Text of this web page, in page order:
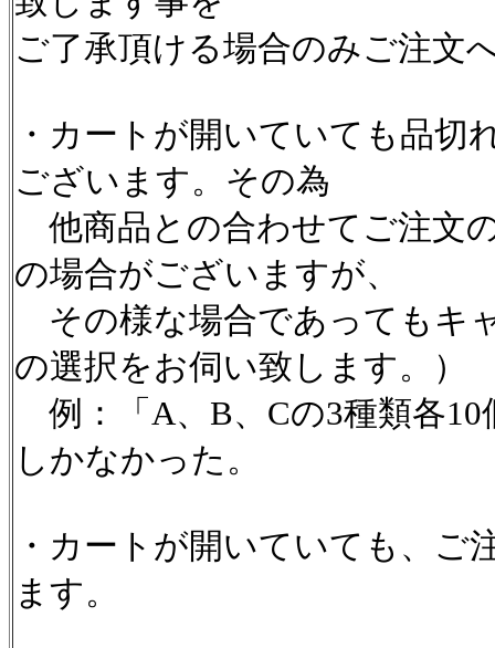
ご了承頂ける場合のみご注文
・カートが開いていても品切
ございます。その為
他商品との合わせてご注文
の場合がございますが、
その様な場合であってもキ
の選択をお伺い致します。）
例：「A、B、Cの3種類各10
しかなかった。
・カートが開いていても、ご
ます。